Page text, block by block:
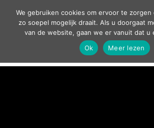
We gebruiken cookies om ervoor te
zo soepel mogelijk draait. Als u doorgaat
van de website, gaan we er vanuit dat u
Ok
Meer lezen